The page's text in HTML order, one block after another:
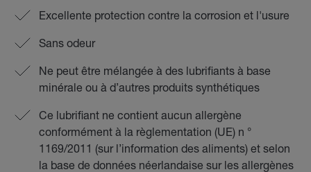
Excellente protection contre la corrosion et l'usure
Sans odeur
Ne peut être mélangée à des lubrifiants à base
minérale ou à d’autres produits synthétiques
Ce lubrifiant ne contient aucun allergène
conformément à la règlementation (UE) n °
1169/2011 (sur l’information des aliments) et selon
la base de données néerlandaise sur les allergènes